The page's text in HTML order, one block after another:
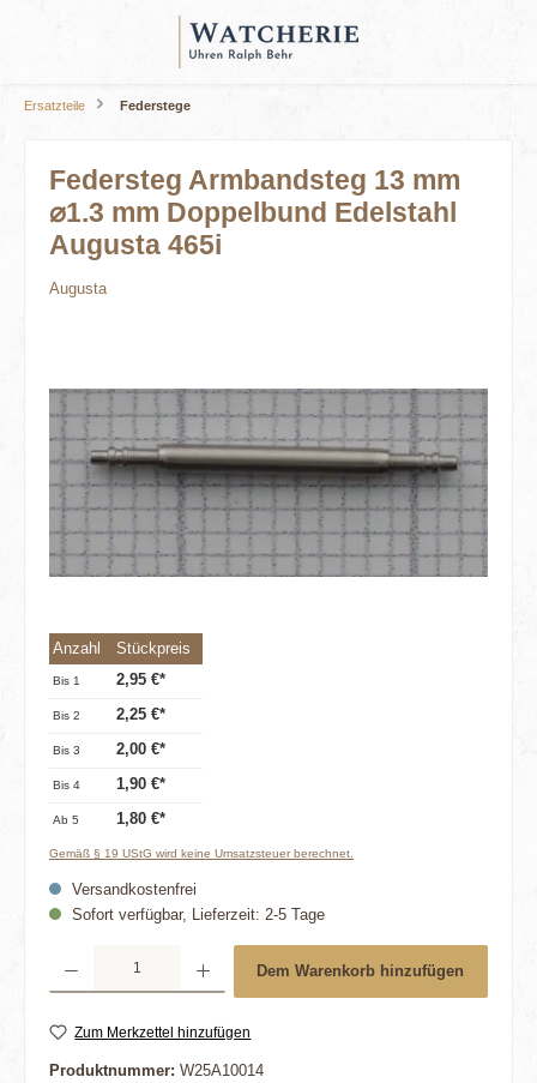
Ersatzteile Federstege
Federsteg Armbandsteg 13 mm
⌀1.3 mm Doppelbund Edelstahl
Augusta 465i
Augusta
Anzahl Stückpreis
Bis 1 2,95 €*
Bis2 2,25 €*
Bis3 2,00 €*
Bis4 1,90 €*
Ab5 1,80 €*
Gemäß § 19 UStG wird keine Umsatzsteuer berechnet.
Versandkostenfrei
Sofort verfügbar, Lieferzeit: 2-5 Tage
Dem Warenkorb hinzufügen
Zum Merkzettel hinzufügen
Produktnummer: W25A10014